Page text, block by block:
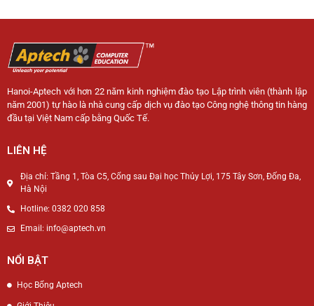
Hanoi-Aptech với hơn 22 năm kinh nghiệm đào tạo Lập trình viên (thành lập
năm 2001) tự hào là nhà cung cấp dịch vụ đào tạo Công nghệ thông tin hàng
đầu tại Việt Nam cấp bằng Quốc Tế.
LIÊN HỆ
Địa chỉ: Tầng 1, Tòa C5, Cổng sau Đại học Thủy Lợi, 175 Tây Sơn, Đống Đa,
Hà Nội
Hotline: 0382 020 858
Email: info@aptech.vn
NỔI BẬT
Học Bổng Aptech